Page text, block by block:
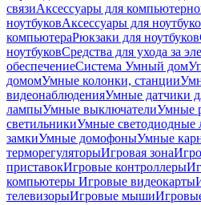
связиАксессуары для
ноутбуковАксессуары для
компьютераРюкзаки для ноутбуков
ноутбуковСредства для ухода за
обеспечениеСистема Умный дом
домомУмные колонки, станции
видеонаблюденияУмные датчики
лампыУмные выключателиУмные
светильникиУмные светодиодные
замкиУмные домофоныУмные
терморегуляторыИгровая зона
приставокИгровые контроллеры
компьютеры Игровые видеокарты
телевизорыИгровые мыши